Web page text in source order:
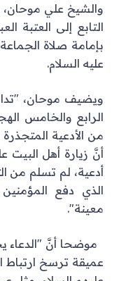
والشيخ علي
التابع إلى العتبة
بإمامة صلاة
عليه السلام.
ويضيف موحان،
الرابع والخامس
من الأدعية
أنَّ زيارة أهل البيت
أدعية، لم تسلم من
الذي دفع
معينة".
موضحا أنَّ "الدعاء
عميقة ترسخ ارتباط